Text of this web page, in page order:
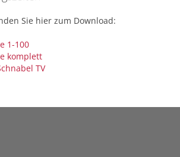
Sie hier zum Download:
1-100
komplett
TV